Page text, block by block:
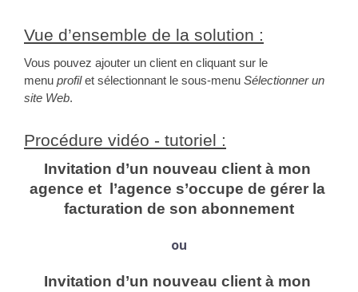
Vue d’ensemble de la solution :
Vous pouvez ajouter un client en cliquant sur le
menu profil et sélectionnant le sous-menu Sélectionner un
site Web.
Procédure vidéo - tutoriel :
Invitation d’un nouveau client à mon
agence et  l’agence s’occupe de gérer la
facturation de son abonnement
ou
Invitation d’un nouveau client à mon